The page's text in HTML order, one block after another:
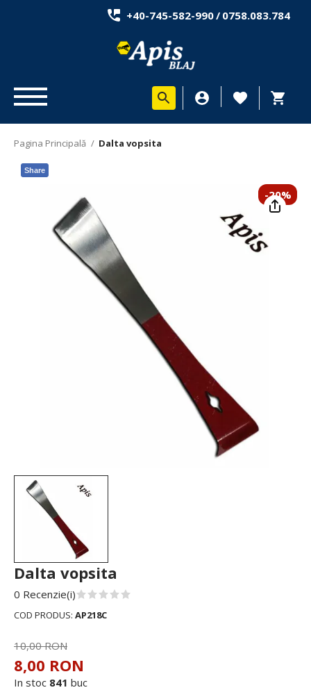
+40-745-582-990/ 0758.083.784
Pagina Principală / Dalta vopsita
Share
-20%
Dalta vopsita
0 Recenzie(i)
COD PRODUS: AP218C
10,00 RON
8,00 RON
In stoc 841 buc